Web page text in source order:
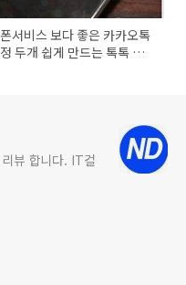
서비스 보다 좋은 카카오톡
두개 쉽게 만드는 톡톡 듀
뷰 합니다. IT컬